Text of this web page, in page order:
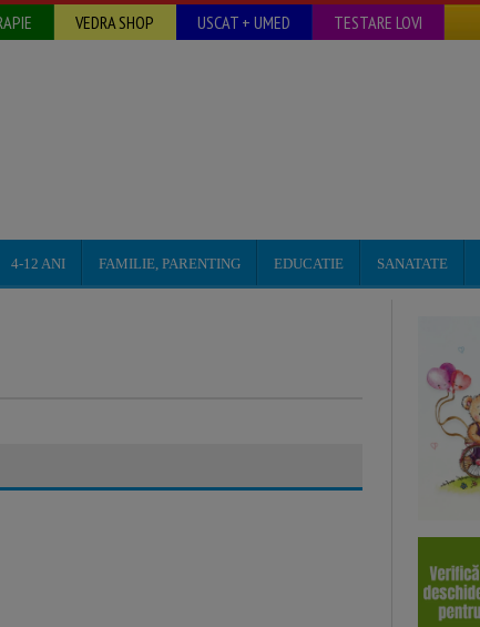
VEDRA SHOP USCAT + UMED TESTARE LOVI
4-12 ANI FAMILIE, PARENTING EDUCATIE SANATATE